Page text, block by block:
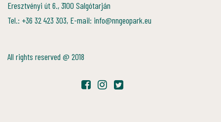
Eresztvényi út 6., 3100 Salgótarján
Tel.: +36 32 423 303, E-mail: info@nngeopark.eu
All rights reserved @ 2018